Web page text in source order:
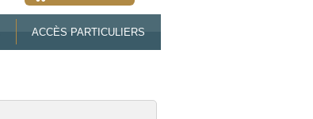
ACCÈS PARTICULIERS